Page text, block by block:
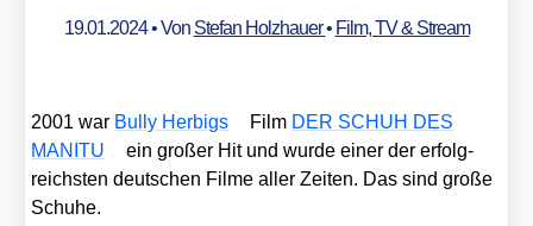
19.01.2024• Von Stefan Holzhauer• Film, TV & Stream
2001 war Bul­ly Herbigs Film DER SCHUH DES
MANITU
ein gro­ßer Hit und wur­de einer der erfolg­
reichs­ten deut­schen Fil­me aller Zei­ten. Das sind gro­ße
Schu­he.